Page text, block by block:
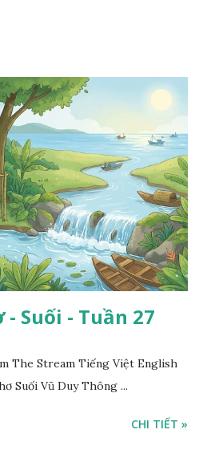
- Suối - Tuần 27
The Stream Tiếng Việt English
Suối Vũ Duy Thông ...
CHI TIẾT »